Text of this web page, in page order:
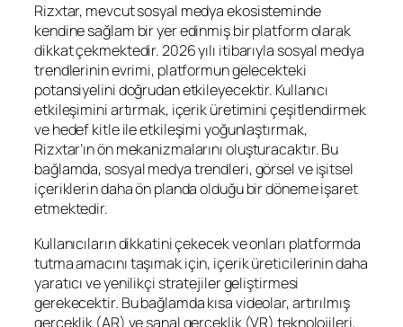
Rizxtar, mevcut sosyal medya ekosisteminde
kendine sağlam bir yer edinmiş bir platform olarak
dikkat çekmektedir. 2026 yılı itibarıyla sosyal medya
trendlerinin evrimi, platformun gelecekteki
potansiyelini doğrudan etkileyecektir. Kullanıcı
etkileşimini artırmak, içerik üretimini çeşitlendirmek
ve hedef kitle ile etkileşimi yoğunlaştırmak,
Rizxtar’ın ön mekanizmalarını oluşturacaktır. Bu
bağlamda, sosyal medya trendleri, görsel ve işitsel
içeriklerin daha ön planda olduğu bir döneme işaret
etmektedir.
Kullanıcıların dikkatini çekecek ve onları platformda
tutma amacını taşımak için, içerik üreticilerinin daha
yaratıcı ve yenilikçi stratejiler geliştirmesi
gerekecektir. Bu bağlamda kısa videolar, artırılmış
gerçeklik (AR) ve sanal gerçeklik (VR) teknolojileri,